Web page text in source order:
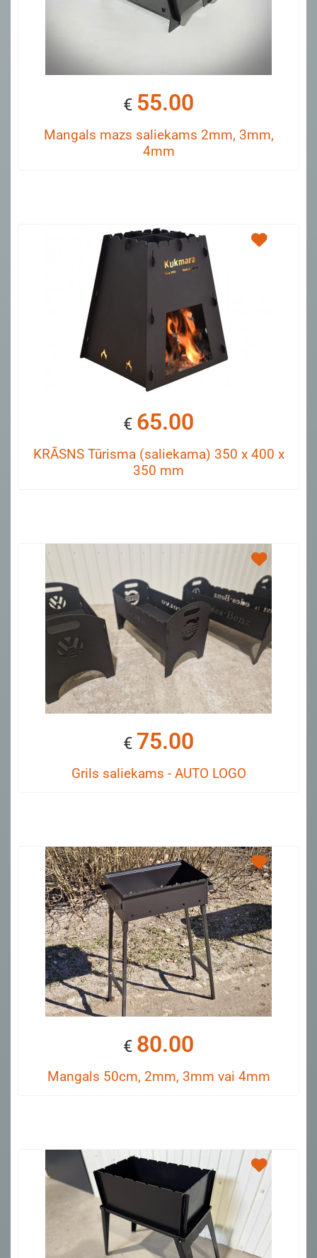
€ 55.00
Mangals mazs saliekams 2mm, 3mm,
4mm
€ 65.00
KRĀSNS Tūrisma (saliekama) 350 x 400 x
350 mm
€ 75.00
Grils saliekams - AUTO LOGO
€ 80.00
Mangals 50cm, 2mm, 3mm vai 4mm